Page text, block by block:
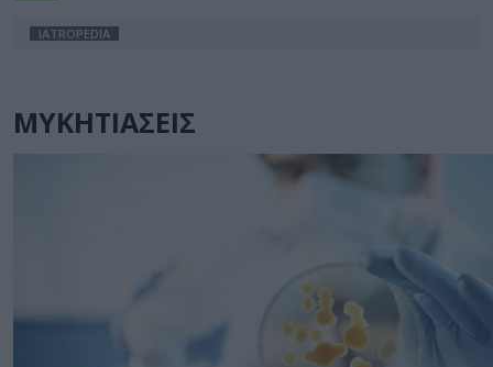
IATROPEDIA
ΜΥΚΗΤΙΑΣΕΙΣ